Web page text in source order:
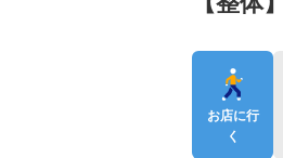
お店に行
く